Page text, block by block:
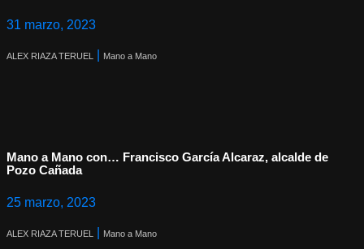
31 marzo, 2023
ALEX RIAZA TERUEL Mano a Mano
Mano a Mano con… Francisco García Alcaraz, alcalde de
Pozo Cañada
25 marzo, 2023
ALEX RIAZA TERUEL Mano a Mano